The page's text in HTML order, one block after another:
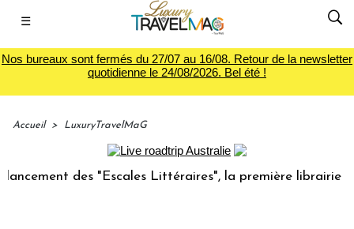
☰
Nos bureaux sont fermés du 27/07 au 16/08. Retour de la newsletter
quotidienne le 24/08/2026. Bel été !
Accueil > LuxuryTravelMaG
des "Escales Littéraires", la première librairie du